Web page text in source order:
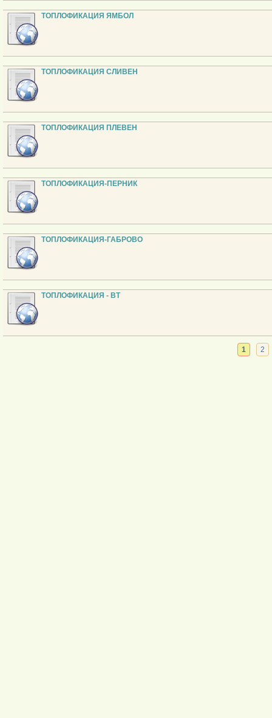
ТОПЛОФИКАЦИЯ ЯМБОЛ
ТОПЛОФИКАЦИЯ СЛИВЕН
ТОПЛОФИКАЦИЯ ПЛЕВЕН
ТОПЛОФИКАЦИЯ-ПЕРНИК
ТОПЛОФИКАЦИЯ-ГАБРОВО
ТОПЛОФИКАЦИЯ - ВТ
1 2